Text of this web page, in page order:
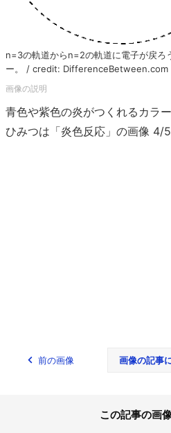
n=3の軌道からn=2の軌道に電子が戻ろ
ー。 / credit: DifferenceBetween.com
青色や紫色の炎がつくれるカラ
ひみつは「炎色反応」の画像 4/5
前の画像 画像の記事
この記事の画